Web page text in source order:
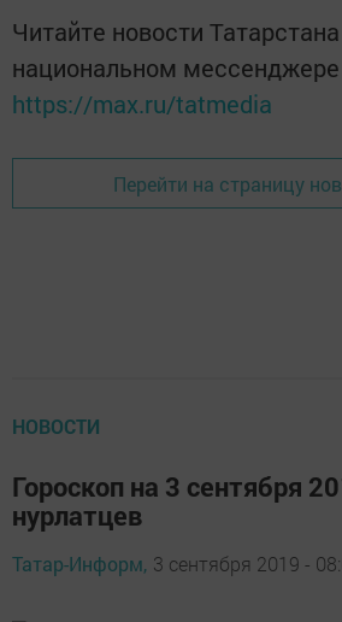
Читайте новости
национальном
https://max.ru/tatmedia
Перейти на страницу
НОВОСТИ
Гороскоп на 3 сентября
нурлатцев
Татар-Информ, 3 сентября 2019 -